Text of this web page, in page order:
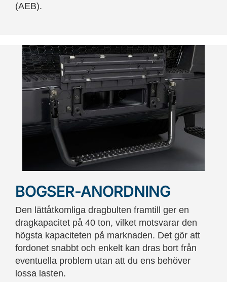
(AEB).
BOGSER-ANORDNING
Den lättåtkomliga dragbulten framtill ger en
dragkapacitet på 40 ton, vilket motsvarar den
högsta kapaciteten på marknaden. Det gör att
fordonet snabbt och enkelt kan dras bort från
eventuella problem utan att du ens behöver
lossa lasten.